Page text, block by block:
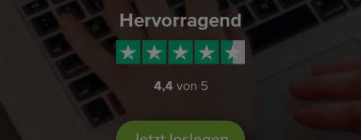
Hervorragend
4,4 von 5